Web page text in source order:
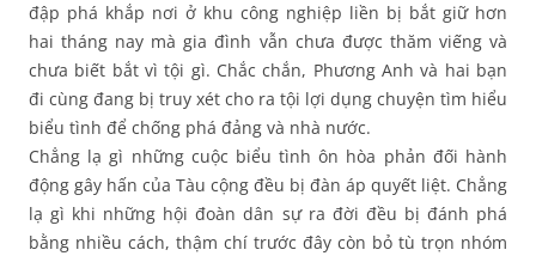
đập phá khắp nơi ở khu công nghiệp liền bị bắt giữ hơn
hai tháng nay mà gia đình vẫn chưa được thăm viếng và
chưa biết bắt vì tội gì. Chắc chắn, Phương Anh và hai bạn
đi cùng đang bị truy xét cho ra tội lợi dụng chuyện tìm hiểu
biểu tình để chống phá đảng và nhà nước.
Chẳng lạ gì những cuộc biểu tình ôn hòa phản đối hành
động gây hấn của Tàu cộng đều bị đàn áp quyết liệt. Chẳng
lạ gì khi những hội đoàn dân sự ra đời đều bị đánh phá
bằng nhiều cách, thậm chí trước đây còn bỏ tù trọn nhóm